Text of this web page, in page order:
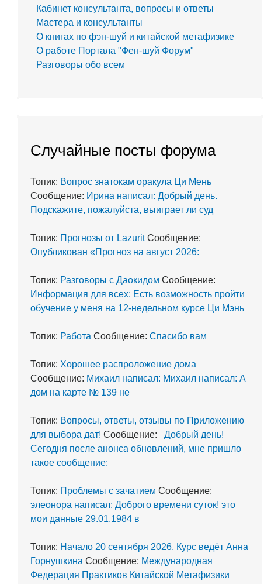
Кабинет консультанта, вопросы и ответы
Мастера и консультанты
О книгах по фэн-шуй и китайской метафизике
О работе Портала "Фен-шуй Форум"
Разговоры обо всем
Случайные посты форума
Топик: Вопрос знатокам оракула Ци Мень
Сообщение: Ирина написал: Добрый день.
Подскажите, пожалуйста, выиграет ли суд
Топик: Прогнозы от LazuritСообщение:
Опубликован «Прогноз на август 2026:
Топик: Разговоры с Даокидом Сообщение:
Информация для всех: Есть возможность пройти
обучение у меня на 12-недельном курсе Ци Мэнь
Топик: Работа Сообщение: Спасибо вам
Топик: Хорошее распроложение дома
Сообщение: Михаил написал: Михаил написал: А
дом на карте № 139 не
Топик: Вопросы, ответы, отзывы по Приложению
для выбора дат! Сообщение:
Добрый день!
Сегодня после анонса обновлений, мне пришло
такое сообщение:
Топик: Проблемы с зачатием Сообщение:
элеонора написал: Доброго времени суток! это
мои данные 29.01.1984 в
Топик: Начало 20 сентября 2026. Курс ведёт Анна
Горнушкина Сообщение: Международная
Федерация Практиков Китайской Метафизики